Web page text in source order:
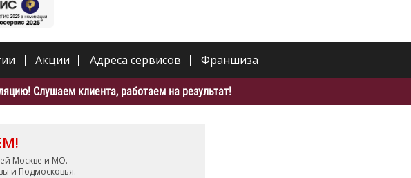
Акции Адреса сервисов Франшиза
Слушаем клиента, работаем на результат!
Москве и МО.
и Подмосковья.